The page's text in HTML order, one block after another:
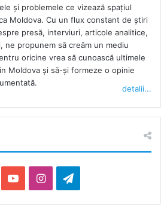
și problemele ce vizează spațiul
Moldova. Cu un flux constant de ştiri
presă, interviuri, articole analitice,
ne propunem să creăm un mediu
oricine vrea să cunoască ultimele
Moldova şi să-şi formeze o opinie
detalii...
o
I
n
e